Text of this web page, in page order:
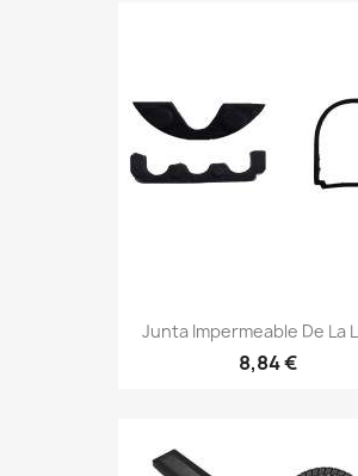
Junta Impermeable De La
8,84 €